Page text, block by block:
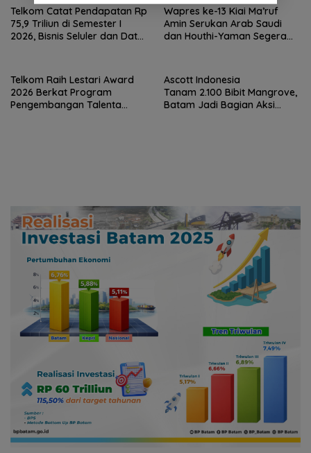
Telkom Catat Pendapatan Rp
75,9 Triliun di Semester I
2026, Bisnis Seluler dan Data
Wapres ke-13 Kiai Ma’ruf
Amin Serukan Arab Saudi
dan Houthi-Yaman Segera
Telkom Raih Lestari Award
2026 Berkat Program
Pengembangan Talenta
Ascott Indonesia
Tanam 2.100 Bibit Mangrove,
Batam Jadi Bagian Aksi